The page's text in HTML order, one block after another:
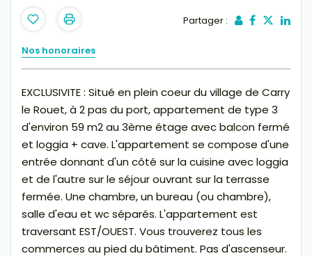
Partager :
Nos honoraires
EXCLUSIVITE : Situé en plein coeur du village de Carry
le Rouet, à 2 pas du port, appartement de type 3
d'environ 59 m2 au 3ème étage avec balcon fermé
et loggia + cave. L'appartement se compose d'une
entrée donnant d'un côté sur la cuisine avec loggia
et de l'autre sur le séjour ouvrant sur la terrasse
fermée. Une chambre, un bureau (ou chambre),
salle d'eau et wc séparés. L'appartement est
traversant EST/OUEST. Vous trouverez tous les
commerces au pied du bâtiment. Pas d'ascenseur.